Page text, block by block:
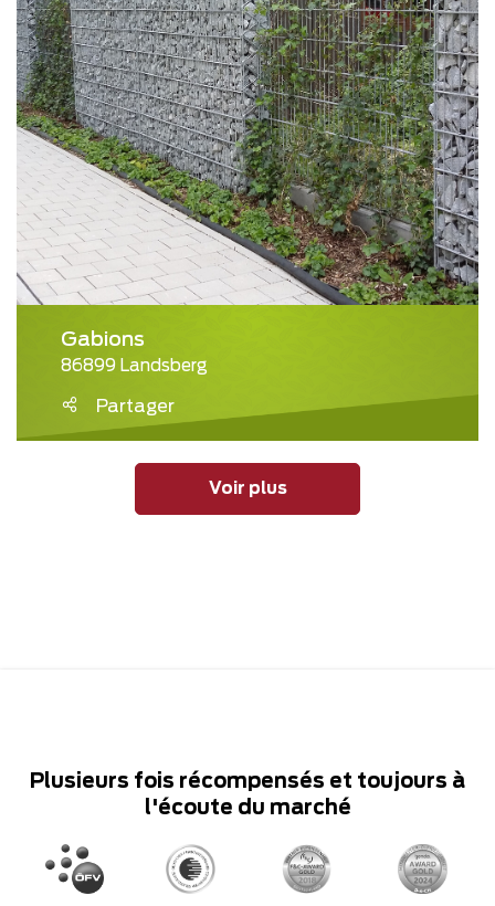
Gabions
86899 Landsberg
Partager
Voir plus
Plusieurs fois récompensés et toujours à
l'écoute du marché